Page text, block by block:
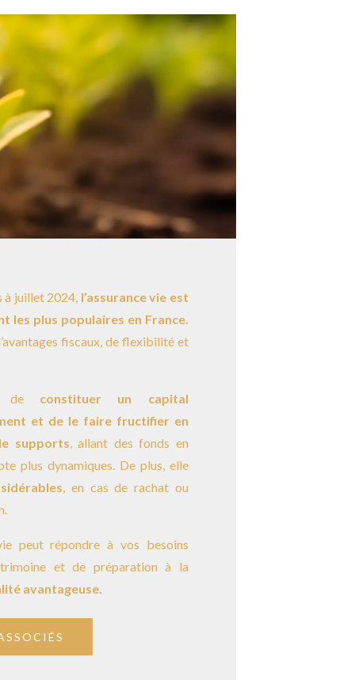
à juillet 2024, l’assurance vie est
les plus populaires en France.
fiscaux, de flexibilité et
de constituer un capital
et de le faire fructifier en
supports, allant des fonds en
plus dynamiques. De plus, elle
, en cas de rachat ou
peut répondre à vos besoins
et de préparation à la
avantageuse.